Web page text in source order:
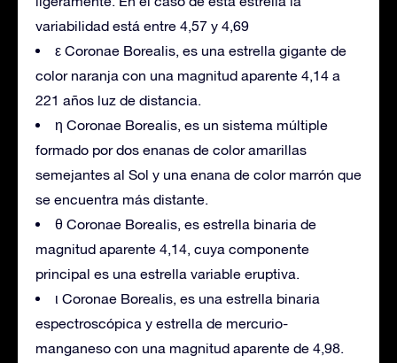
variabilidad está entre 4,57 y 4,69
ε Coronae Borealis, es una estrella gigante de
color naranja con una magnitud aparente 4,14 a
221 años luz de distancia.
η Coronae Borealis, es un sistema múltiple
formado por dos enanas de color amarillas
semejantes al Sol y una enana de color marrón que
se encuentra más distante.
θ Coronae Borealis, es estrella binaria de
magnitud aparente 4,14, cuya componente
principal es una estrella variable eruptiva.
ι Coronae Borealis, es una estrella binaria
espectroscópica y estrella de mercurio-
manganeso con una magnitud aparente de 4,98.